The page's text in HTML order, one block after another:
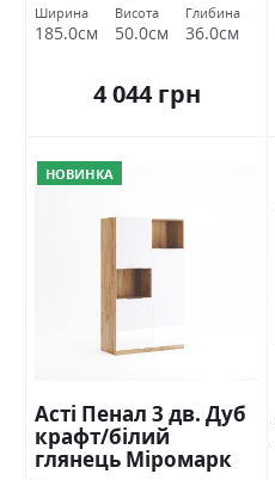
Ширина
185.0см
Висота
50.0см
Глибина
36.0см
4 044 грн
НОВИНКА
Асті Пенал 3 дв. Дуб
крафт/білий
глянець Міромарк